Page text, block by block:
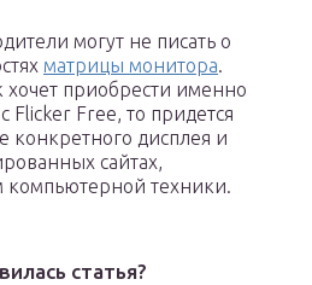
могут не писать о
матрицы монитора.
хочет приобрести именно
Flicker Free, то придется
конкретного дисплея и
сайтах,
техники.
статья?